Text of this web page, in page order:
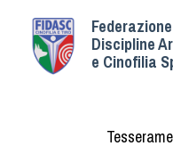
Discipline
e Cinofilia